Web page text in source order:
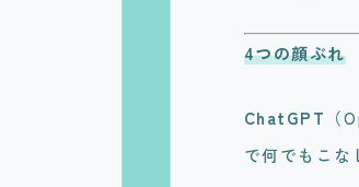
4つの顔ぶれ
ChatGPT （
で何でもこな